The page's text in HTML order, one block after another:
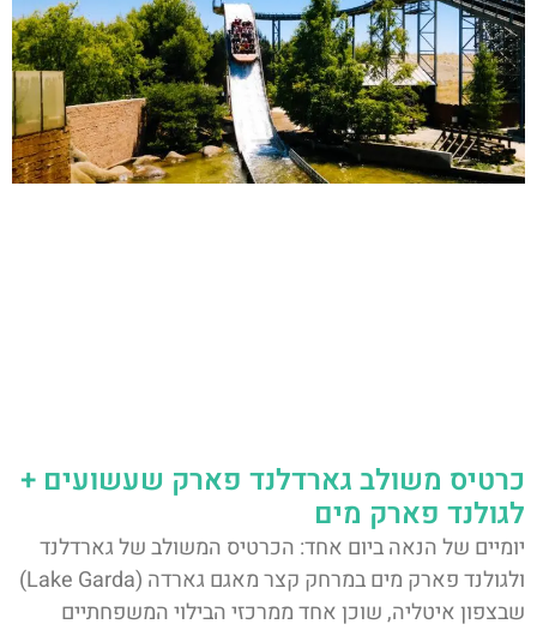
כרטיס משולב גארדלנד פארק שעשועים +
לגולנד פארק מים
יומיים של הנאה ביום אחד: הכרטיס המשולב של גארדלנד
ולגולנד פארק מים במרחק קצר מאגם גארדה (Lake Garda)
שבצפון איטליה, שוכן אחד ממרכזי הבילוי המשפחתיים